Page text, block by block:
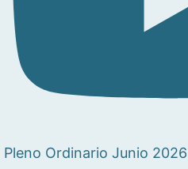
Pleno Ordinario Junio 2026